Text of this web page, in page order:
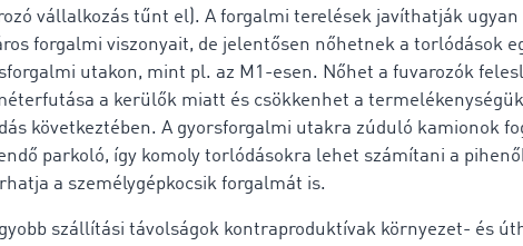
vállalkozás tűnt el). A forgalmi terelések javíthatják ugyan
forgalmi viszonyait, de jelentősen nőhetnek a torlódások
utakon, mint pl. az M1-esen. Nőhet a fuvarozók
a kerülők miatt és csökkenhet a
következtében. A gyorsforgalmi utakra zúduló kamionok
parkoló, így komoly torlódásokra lehet számítani a
a személygépkocsik forgalmát is.
szállítási távolságok kontraproduktívak környezet- és